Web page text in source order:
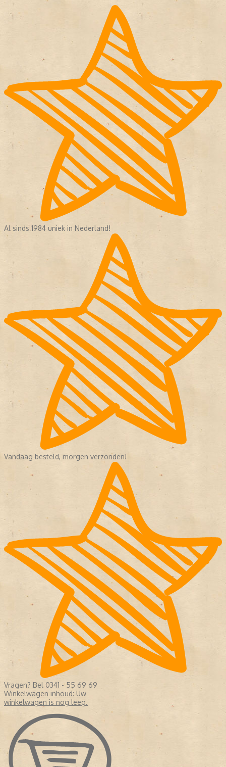
Al sinds 1984 uniek in Nederland!
Vandaag besteld, morgen verzonden!
Vragen? Bel 0341 - 55 69 69
Winkelwagen inhoud: Uw
winkelwagen is nog leeg.